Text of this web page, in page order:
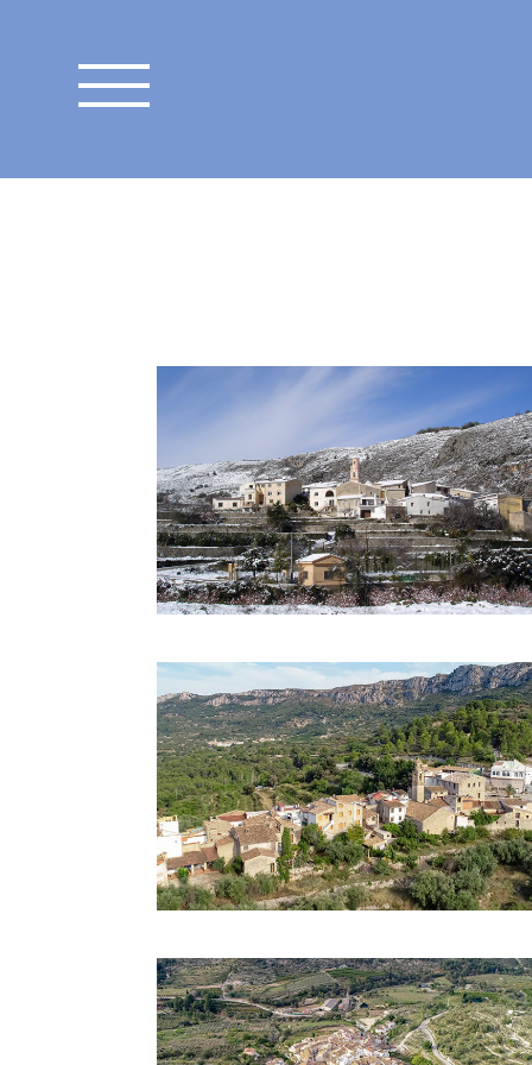
BENISSILI
Los 8 pueblos
LA CARROJA
Los 8 pueblos